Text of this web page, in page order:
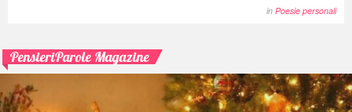
in Poesie personali
PensieriParole Magazine